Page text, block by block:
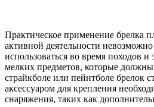
Практическое применение брелка
активной деятельности
использоваться во время походов
мелких предметов, которые
страйкболе или пейнтболе брелок
аксессуаром для крепления
снаряжения, таких как